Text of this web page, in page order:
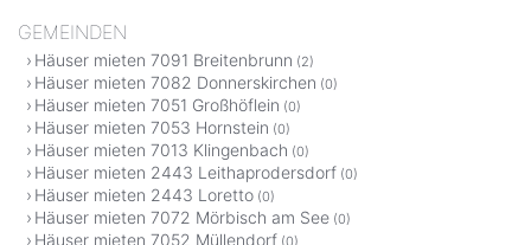
GEMEINDEN
Häuser mieten 7091 Breitenbrunn (2)
Häuser mieten 7082 Donnerskirchen (0)
Häuser mieten 7051 Großhöflein (0)
Häuser mieten 7053 Hornstein (0)
Häuser mieten 7013 Klingenbach (0)
Häuser mieten 2443 Leithaprodersdorf (0)
Häuser mieten 2443 Loretto (0)
Häuser mieten 7072 Mörbisch am See (0)
Häuser mieten 7052 Müllendorf (0)